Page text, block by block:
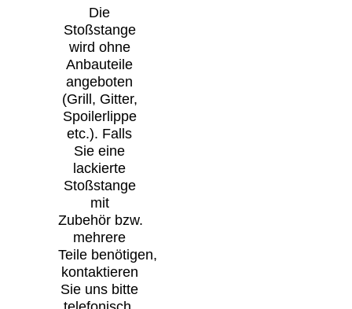
Die
Stoßstange
wird ohne
Anbauteile
angeboten
(Grill, Gitter,
Spoilerlippe
etc.). Falls
Sie eine
lackierte
Stoßstange
mit
Zubehör bzw.
mehrere
Teile benötigen,
kontaktieren
Sie uns bitte